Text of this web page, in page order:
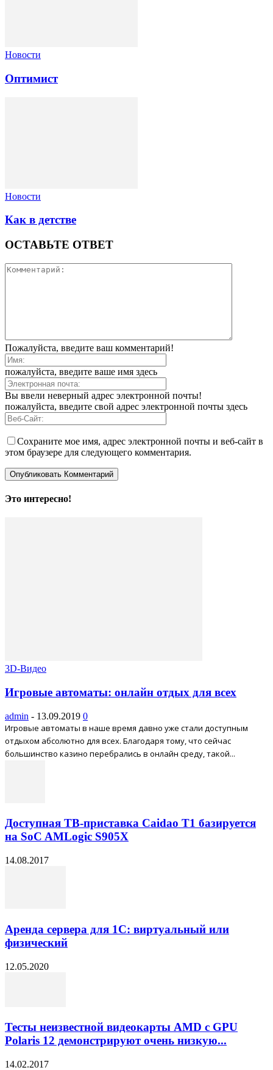
Новости
Оптимист
Новости
Как в детстве
ОСТАВЬТЕ ОТВЕТ
Пожалуйста, введите ваш комментарий!
пожалуйста, введите ваше имя здесь
Вы ввели неверный адрес электронной почты!
пожалуйста, введите свой адрес электронной почты здесь
Сохраните мое имя, адрес электронной почты и веб-сайт в
этом браузере для следующего комментария.
Это интересно!
3D-Видео
Игровые автоматы: онлайн отдых для всех
admin - 13.09.2019 0
Игровые автоматы в наше время давно уже стали доступным
отдыхом абсолютно для всех. Благодаря тому, что сейчас
большинство казино перебрались в онлайн среду, такой...
Доступная ТВ-приставка Caidao T1 базируется
на SoC AMLogic S905X
14.08.2017
Аренда сервера для 1С: виртуальный или
физический
12.05.2020
Тесты неизвестной видеокарты AMD с GPU
Polaris 12 демонстрируют очень низкую...
14.02.2017